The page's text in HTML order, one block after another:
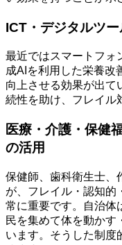
ICT・デジタルツー
最近ではスマートフォ
成AIを利用した栄養改
向上させる効果が出て
続性を助け、フレイル
医療・介護・保健
の活用
保健師、歯科衛生士、
が、フレイル・認知的
常に重要です。自治体
民を集めて体を動かす
います。そうした制度